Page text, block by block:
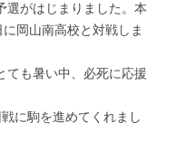
がはじまりました。本
岡山南高校と対戦しま
も暑い中、必死に応援
に駒を進めてくれまし